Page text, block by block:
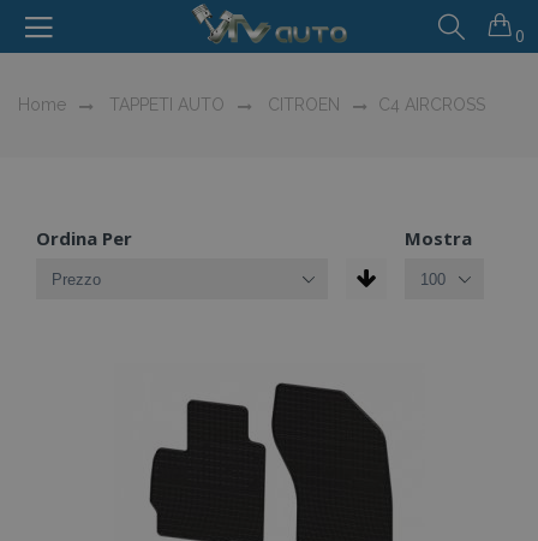
0
Home TAPPETI AUTO CITROEN C4 AIRCROSS
Ordina Per Mostra